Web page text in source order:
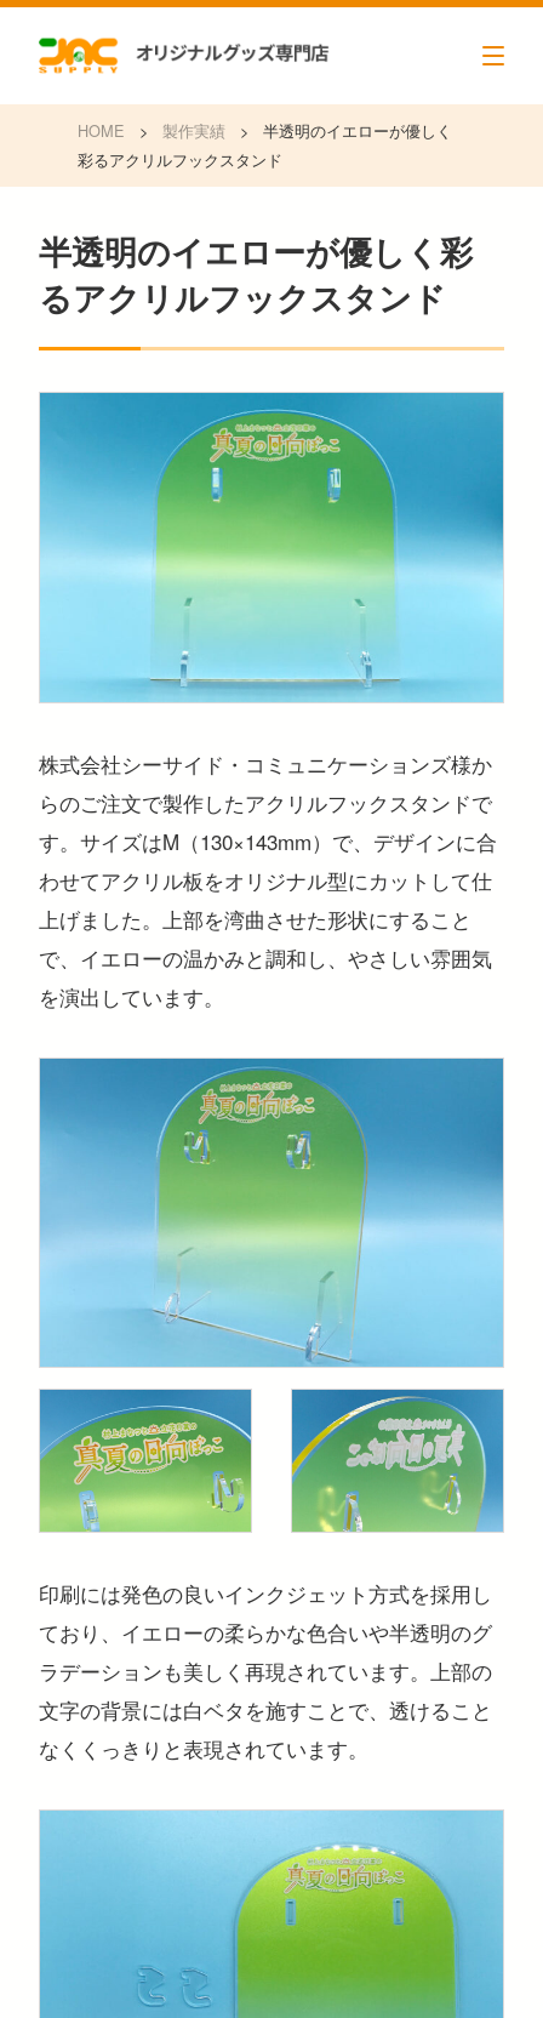
注目のキーワード
回転アクスタ着せ替えアクスタ モーテルキーライトバングル
マスクケースパスケース ペットボトルホルダー 万年カレンダー
HOME > 製作実績 >
半透明のイエローが優しく
彩るアクリルフックスタンド
半透明のイエローが優しく彩
るアクリルフックスタンド
株式会社シーサイド・コミュニケーションズ様か
らのご注文で製作したアクリルフックスタンドで
す。サイズはM（130×143mm）で、デザインに合
わせてアクリル板をオリジナル型にカットして仕
上げました。上部を湾曲させた形状にすること
で、イエローの温かみと調和し、やさしい雰囲気
を演出しています。
印刷には発色の良いインクジェット方式を採用し
ており、イエローの柔らかな色合いや半透明のグ
ラデーションも美しく再現されています。上部の
文字の背景には白ベタを施すことで、透けること
なくくっきりと表現されています。